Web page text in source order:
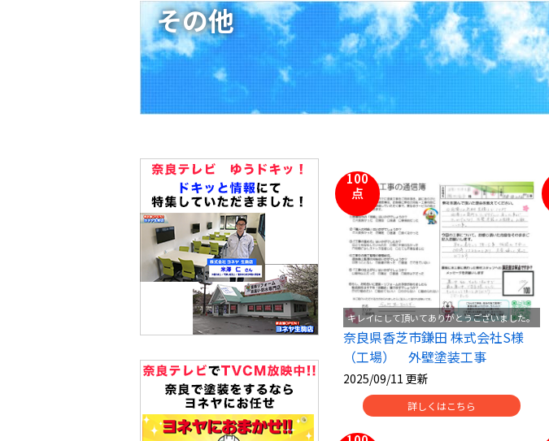
その他
100
点
キレイにして頂いてありがとうございました。
奈良県香芝市鎌田 株式会社S様
（工場） 外壁塗装工事
2025/09/11 更新
詳しくはこちら